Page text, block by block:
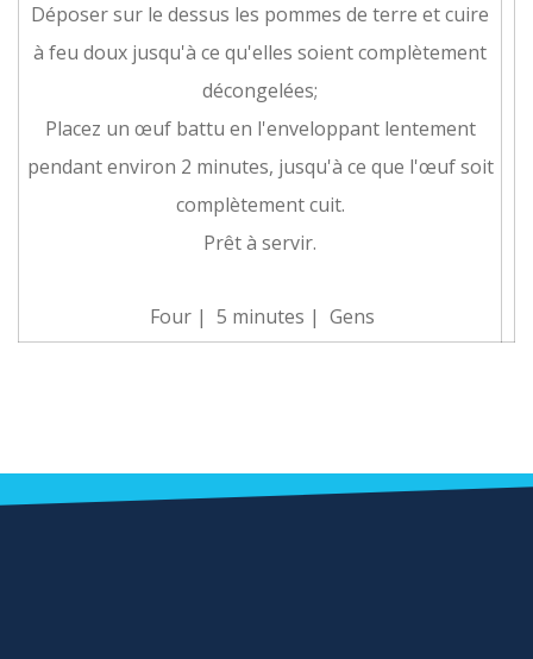
Déposer sur le dessus les pommes de terre et cuire
à feu doux jusqu'à ce qu'elles soient complètement
décongelées;
Placez un œuf battu en l'enveloppant lentement
pendant environ 2 minutes, jusqu'à ce que l'œuf soit
complètement cuit.
Prêt à servir.
Four | 5 minutes | Gens